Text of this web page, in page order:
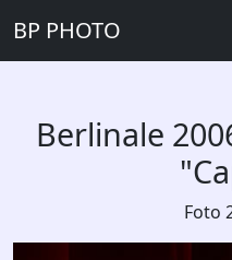
BP PHOTO
Berlinale
Foto